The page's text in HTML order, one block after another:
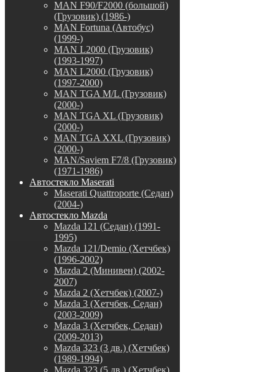
MAN F90/F2000 (большой)
(Грузовик) (1986-)
MAN Fortuna (Автобус)
(1999-)
MAN L2000 (Грузовик)
(1993-1997)
MAN L2000 (Грузовик)
(1997-2000)
MAN TGA M/L (Грузовик)
(2000-)
MAN TGA XL (Грузовик)
(2000-)
MAN TGA XXL (Грузовик)
(2000-)
MAN/Saviem F7/8 (Грузовик)
(1971-1986)
Автостекло Maserati
Maserati Quattroporte (Седан)
(2004-)
Автостекло Mazda
Mazda 121 (Седан) (1991-
1995)
Mazda 121/Demio (Хетчбек)
(1996-2002)
Mazda 2 (Минивен) (2002-
2007)
Mazda 2 (Хетчбек) (2007-)
Mazda 3 (Хетчбек, Седан)
(2003-2009)
Mazda 3 (Хетчбек, Седан)
(2009-2013)
Mazda 323 (3 дв.) (Хетчбек)
(1989-1994)
Mazda 323 (5 дв.) (Хетчбек)